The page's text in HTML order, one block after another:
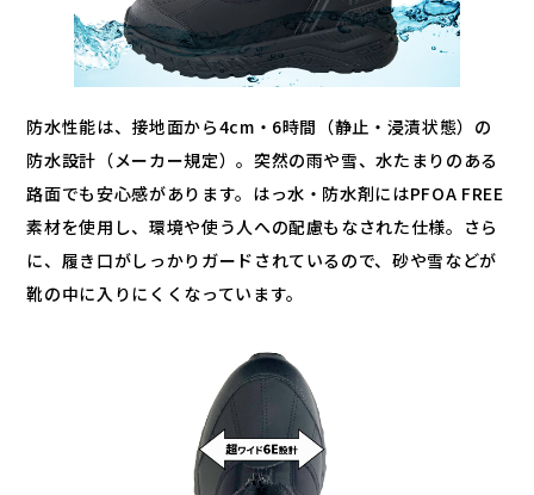
防水性能は、接地面から4cm・6時間（静止・浸漬状態）の
防水設計（メーカー規定）。突然の雨や雪、水たまりのある
路面でも安心感があります。はっ水・防水剤にはPFOA FREE
素材を使用し、環境や使う人への配慮もなされた仕様。さら
に、履き口がしっかりガードされているので、砂や雪などが
靴の中に入りにくくなっています。